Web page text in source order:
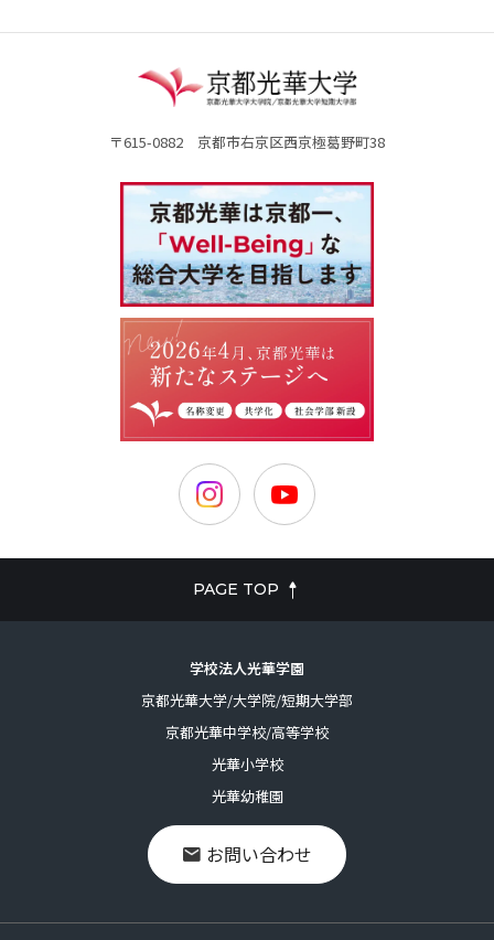
〒615-0882 京都市右京区西京極葛野町38
PAGE TOP
学校法人光華学園
京都光華大学/大学院/短期大学部
京都光華中学校/高等学校
光華小学校
光華幼稚園
お問い合わせ